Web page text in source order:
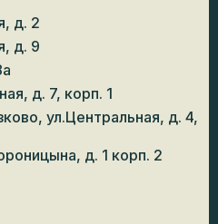
д. 2
д. 9
д. 7, корп. 1
ул.Центральная, д. 4,
д. 1 корп. 2